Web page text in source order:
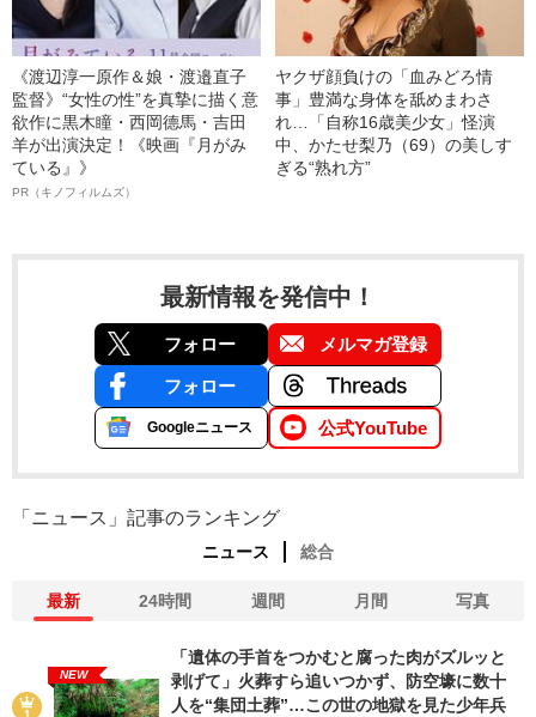
《渡辺淳一原作＆娘・渡邉直子
監督》“女性の性”を真摯に描く意
欲作に黒木瞳・西岡德馬・吉田
羊が出演決定！《映画『月がみ
ている』》
PR（キノフィルムズ）
ヤクザ顔負けの「血みどろ情
事」豊満な身体を舐めまわさ
れ…「自称16歳美少女」怪演
中、かたせ梨乃（69）の美しす
ぎる“熟れ方”
最新情報を発信中！
フォロー メルマガ登録
フォロー
Googleニュース 公式YouTube
「ニュース」記事のランキング
ニュース 総合
最新 24時間 週間 月間 写真
NEW
「遺体の手首をつかむと腐った肉がズルッと
剥げて」火葬すら追いつかず、防空壕に数十
人を“集団土葬”…この世の地獄を見た少年兵